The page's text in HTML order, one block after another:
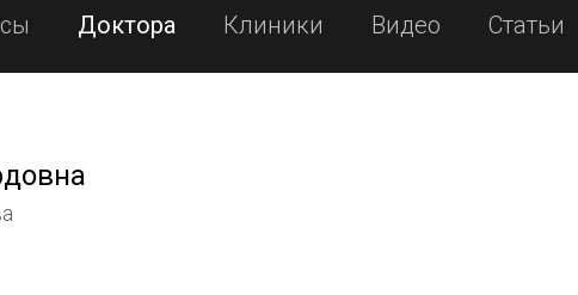
Доктора Клиники Видео Статьи